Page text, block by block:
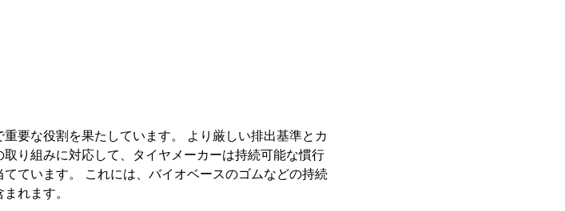
要な役割を果たしています。 より厳しい排出基準とカ
り組みに対応して、タイヤメーカーは持続可能な慣行
ています。 これには、バイオベースのゴムなどの持続
れます。